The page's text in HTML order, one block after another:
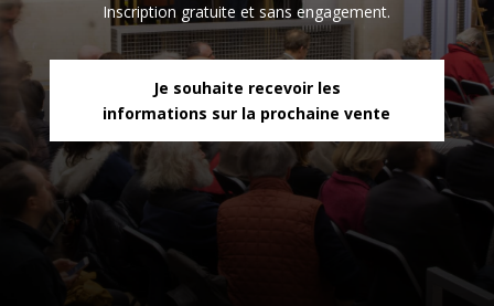
Inscription gratuite et sans engagement.
Je souhaite recevoir les
informations sur la prochaine vente